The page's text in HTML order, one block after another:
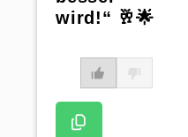
wird!“ 🥂🌟